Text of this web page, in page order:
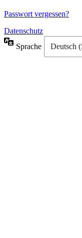
Passwort vergessen?
Datenschutz
Sprache